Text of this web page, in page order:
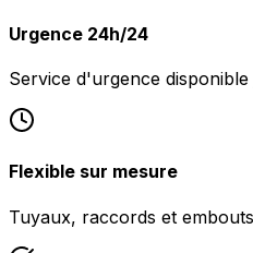
Urgence 24h/24
Service d'urgence
Flexible sur mesure
Tuyaux, raccords et